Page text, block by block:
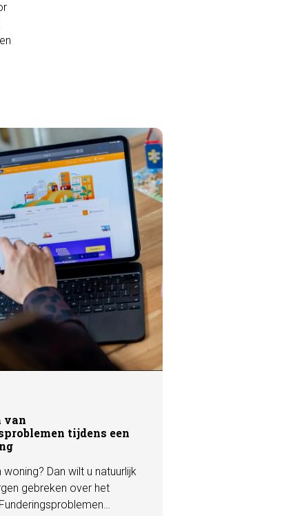
van
tijdens een
Dan wilt u natuurlijk
gebreken over het